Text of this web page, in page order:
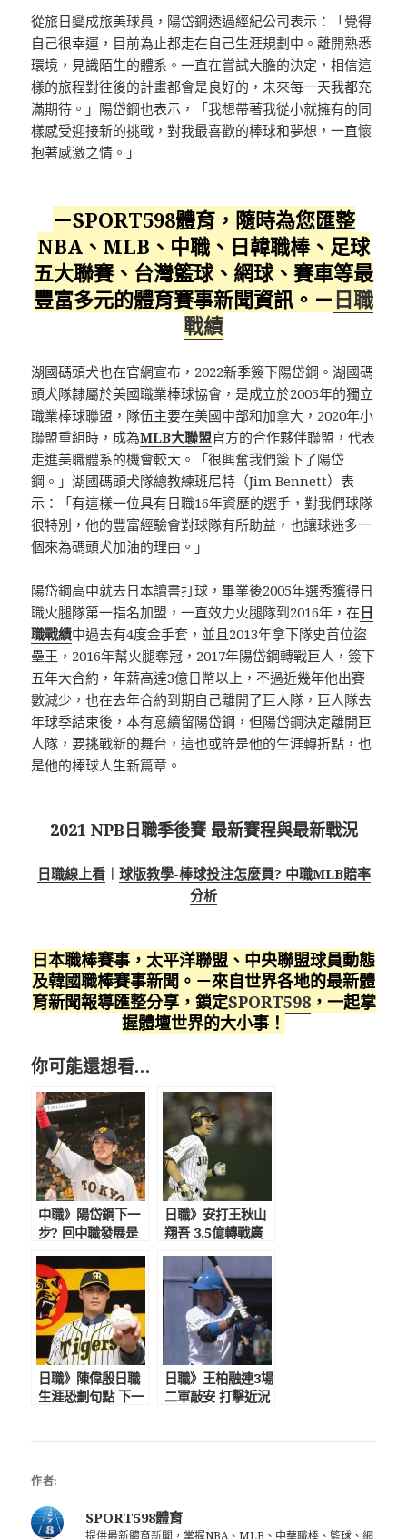
從旅日變成旅美球員，陽岱鋼透過經紀公司表示：「覺得
自己很幸運，目前為止都走在自己生涯規劃中。離開熟悉
環境，見識陌生的體系。一直在嘗試大膽的決定，相信這
樣的旅程對往後的計畫都會是良好的，未來每一天我都充
滿期待。」陽岱鋼也表示，「我想帶著我從小就擁有的同
樣感受迎接新的挑戰，對我最喜歡的棒球和夢想，一直懷
抱著感激之情。」
－SPORT598體育，隨時為您匯整
NBA、MLB、中職、日韓職棒、足球
五大聯賽、台灣籃球、網球、賽車等最
豐富多元的體育賽事新聞資訊。－日職
戰績
湖國碼頭犬也在官網宣布，2022新季簽下陽岱鋼。湖國碼
頭犬隊隸屬於美國職業棒球協會，是成立於2005年的獨立
職業棒球聯盟，隊伍主要在美國中部和加拿大，2020年小
聯盟重組時，成為MLB大聯盟官方的合作夥伴聯盟，代表
走進美職體系的機會較大。「很興奮我們簽下了陽岱
鋼。」湖國碼頭犬隊總教練班尼特（Jim Bennett）表
示：「有這樣一位具有日職16年資歷的選手，對我們球隊
很特別，他的豐富經驗會對球隊有所助益，也讓球迷多一
個來為碼頭犬加油的理由。」
陽岱鋼高中就去日本讀書打球，畢業後2005年選秀獲得日
職火腿隊第一指名加盟，一直效力火腿隊到2016年，在日
職戰績中過去有4度金手套，並且2013年拿下隊史首位盜
壘王，2016年幫火腿奪冠，2017年陽岱鋼轉戰巨人，簽下
五年大合約，年薪高達3億日幣以上，不過近幾年他出賽
數減少，也在去年合約到期自己離開了巨人隊，巨人隊去
年球季結束後，本有意續留陽岱鋼，但陽岱鋼決定離開巨
人隊，要挑戰新的舞台，這也或許是他的生涯轉折點，也
是他的棒球人生新篇章。
2021 NPB日職季後賽 最新賽程與最新戰況
日職線上看︱ 球版教學-棒球投注怎麼買? 中職MLB賠率
分析
日本職棒賽事，太平洋聯盟、中央聯盟球員動態
及韓國職棒賽事新聞。－來自世界各地的最新體
育新聞報導匯整分享，鎖定SPORT598，一起掌
握體壇世界的大小事！
你可能還想看…
中職》陽岱鋼下一
步? 回中職發展是
日職》安打王秋山
翔吾 3.5億轉戰廣
日職》陳偉殷日職
生涯恐劃句點 下一
日職》王柏融連3場
二軍敲安 打擊近況
作者:
SPORT598體育